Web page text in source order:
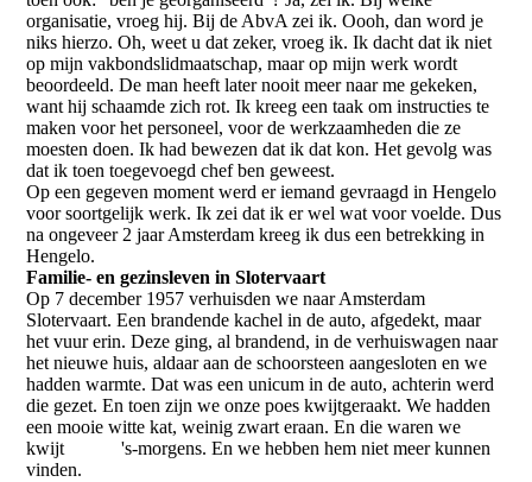
organisatie, vroeg hij. Bij de AbvA zei ik. Oooh, dan word je
niks hierzo. Oh, weet u dat zeker, vroeg ik. Ik dacht dat ik niet
op mijn vakbondslidmaatschap, maar op mijn werk wordt
beoordeeld. De man heeft later nooit meer naar me gekeken,
want hij schaamde zich rot. Ik kreeg een taak om instructies te
maken voor het personeel, voor de werkzaamheden die ze
moesten doen. Ik had bewezen dat ik dat kon. Het gevolg was
dat ik toen toegevoegd chef ben geweest.
Op een gegeven moment werd er iemand gevraagd in Hengelo
voor soortgelijk werk. Ik zei dat ik er wel wat voor voelde. Dus
na ongeveer 2 jaar Amsterdam kreeg ik dus een betrekking in
Hengelo.
Familie- en gezinsleven in Slotervaart
Op 7 december 1957 verhuisden we naar Amsterdam
Slotervaart. Een brandende kachel in de auto, afgedekt, maar
het vuur erin. Deze ging, al brandend, in de verhuiswagen naar
het nieuwe huis, aldaar aan de schoorsteen aangesloten en we
hadden warmte. Dat was een unicum in de auto, achterin werd
die gezet. En toen zijn we onze poes kwijtgeraakt. We hadden
een mooie witte kat, weinig zwart eraan. En die waren we
kwijt 's-morgens. En we hebben hem niet meer kunnen
vinden.